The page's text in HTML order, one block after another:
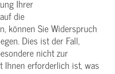
Ihrer
die
können Sie Widerspruch
Dies ist der Fall,
nicht zur
Ihnen erforderlich ist, was